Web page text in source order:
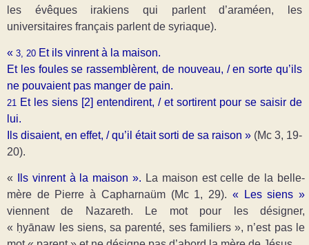
les évêques irakiens qui parlent d’araméen, les
universitaires français parlent de syriaque).
« 3, 20 Et ils vinrent à la maison.
Et les foules se rassemblèrent, de nouveau, / en sorte qu’ils
ne pouvaient pas manger de pain.
21 Et les siens [2] entendirent, / et sortirent pour se saisir de
lui.
Ils disaient, en effet, / qu’il était sorti de sa raison » (Mc 3, 19-
20).
« Ils vinrent à la maison ». La maison est celle de la belle-
mère de Pierre à Capharnaüm (Mc 1, 29). « Les siens »
viennent de Nazareth.
Le mot pour les désigner,
« ḥyānaw les siens, sa parenté, ses familiers », n’est pas le